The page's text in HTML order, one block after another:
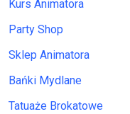
Kurs Animatora
Party Shop
Sklep Animatora
Bańki Mydlane
Tatuaże Brokatowe